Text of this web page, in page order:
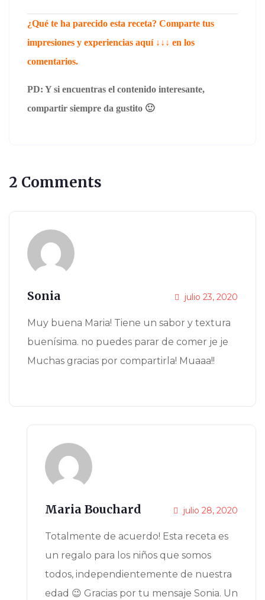
¿Qué te ha parecido esta receta? Comparte tus
impresiones y experiencias aquí ↓↓↓ en los
comentarios.
PD: Y si encuentras el contenido interesante,
compartir siempre da gustito 🙂
2 Comments
Sonia julio 23, 2020
Muy buena Maria! Tiene un sabor y textura
buenísima. no puedes parar de comer je je
Muchas gracias por compartirla! Muaaa!!
Maria Bouchard julio 28, 2020
Totalmente de acuerdo! Esta receta es
un regalo para los niños que somos
todos, independientemente de nuestra
edad 😉 Gracias por tu mensaje Sonia. Un